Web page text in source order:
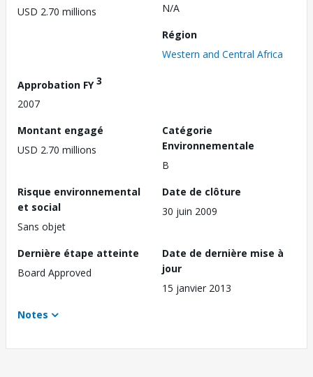
USD 2.70 millions
N/A
Région
Western and Central Africa
Approbation FY3
2007
Montant engagé
USD 2.70 millions
Catégorie
Environnementale
B
Risque environnemental
et social
Sans objet
Date de clôture
30 juin 2009
Dernière étape atteinte
Board Approved
Date de dernière mise à
jour
15 janvier 2013
Notes